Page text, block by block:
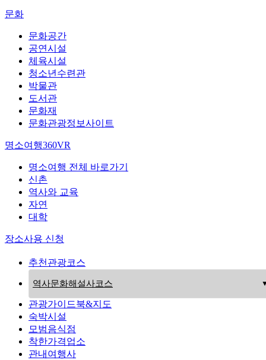
문화
문화공간
공연시설
체육시설
청소년수련관
박물관
도서관
문화재
문화관광정보사이트
명소여행360VR
명소여행 전체 바로가기
신촌
역사와 교육
자연
대학
장소사용 신청
추천관광코스
역사문화해설사코스
관광가이드북&지도
숙박시설
모범음식점
착한가격업소
관내여행사